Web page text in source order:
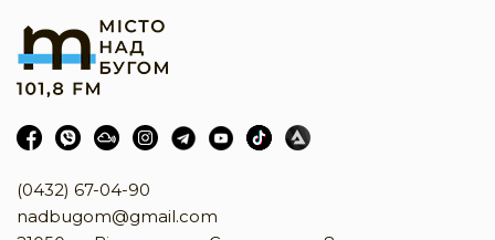
(0432) 67-04-90
nadbugom@gmail.com